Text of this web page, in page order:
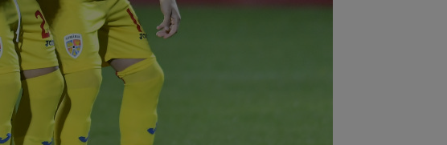
poziția...
09:20
VIDEO
Cristi Balaj a văzut UTA -
Rapid și a dat verdictul: nu numai penalty,
dar și...
09:14
FOTO
Voia să plece la
antrenament, dar hoții i-au furat roțile de
la mașină! Necaz...
09:11
România - Lituania: ”Cel mai
important meci”. Apelul făcut înaintea